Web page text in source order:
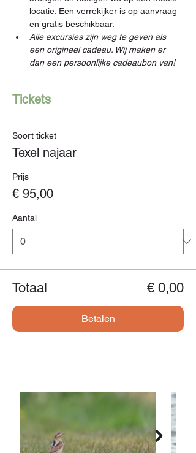
locatie. Een verrekijker is op aanvraag
en gratis beschikbaar.
Alle excursies zijn weg te geven als
een origineel cadeau. Wij maken er
dan een persoonlijke cadeaubon van!
Tickets
Soort ticket
Texel najaar
Prijs
€ 95,00
Aantal
Totaal € 0,00
Betalen